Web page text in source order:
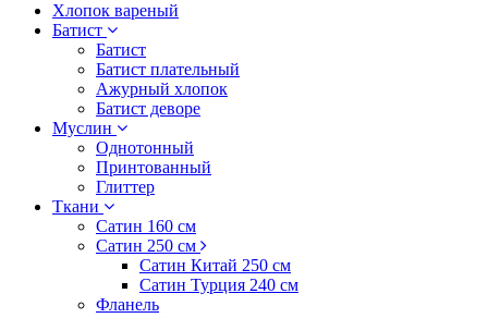
Хлопок вареный
Батист
Батист
Батист плательный
Ажурный хлопок
Батист деворе
Муслин
Однотонный
Принтованный
Глиттер
Ткани
Сатин 160 см
Сатин 250 см
Сатин Китай 250 см
Сатин Турция 240 см
Фланель